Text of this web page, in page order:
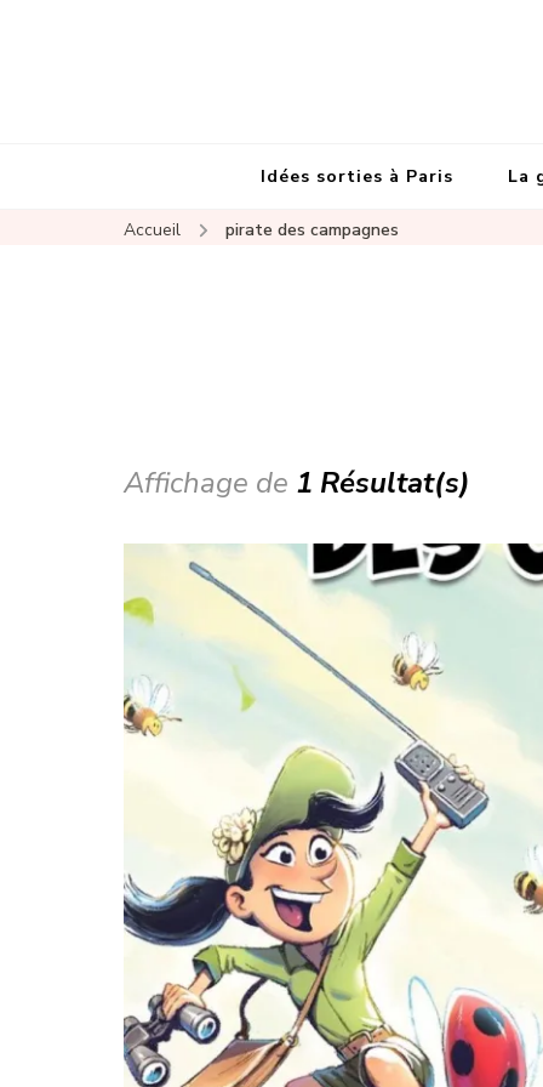
Idées sorties à Paris La
Accueil pirate des campagnes
Affichage de 1 Résultat(s)